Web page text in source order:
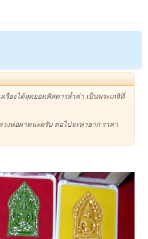
รื่องได้สุดยอดพิสดารล้ำค่า เป็นพระเกจิที่
วงพ่อผาดนะครับ ต่อไปจะหายาก ราคา